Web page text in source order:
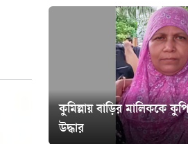
কুমিল্লায় বাড়ির মালিককে
উদ্ধার